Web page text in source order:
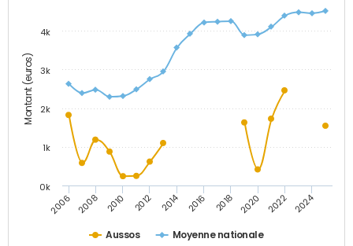
Montant (euros)
Aussos Moyenne nationale
2006 2008 2010 2012 2014 2016 2018 2020 2022 2024
0k
1k
2k
3k
4k